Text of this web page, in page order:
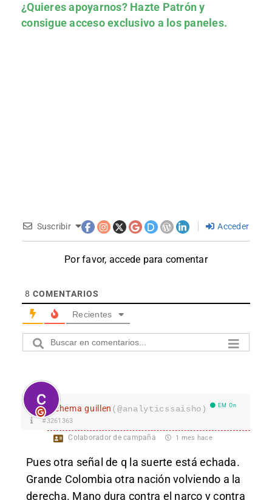
¿Quieres apoyarnos? Hazte Patróny
consigue acceso exclusivo a los paneles.
Suscribir Acceder
Por favor, accede para comentar
8 COMENTARIOS
Recientes
chema guillen (@analyticssaisho) EM On
#3261363
Colaborador de campaña 1 mes hace
Pues otra señal de q la suerte está echada.
Grande Colombia otra nación volviendo a la
derecha. Mano dura contra el narco y contra